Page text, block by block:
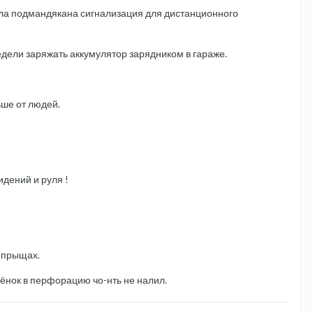
подмандякана сигнализация для дистанционного
заряжать аккумулятор зарядником в гараже.
от людей.
и руля !
прыщах.
в перфорацию чо-нть не налил.